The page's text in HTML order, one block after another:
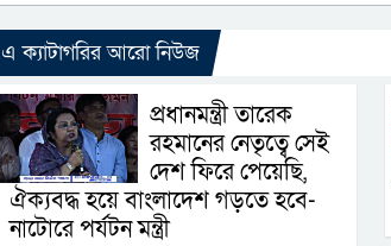
এ ক্যাটাগরির আরো নিউজ
প্রধানমন্ত্রী তারেক
রহমানের নেতৃত্বে সেই
দেশ ফিরে পেয়েছি,
ঐক্যবদ্ধ হয়ে বাংলাদেশ গড়তে হবে-
নাটোরে পর্যটন মন্ত্রী